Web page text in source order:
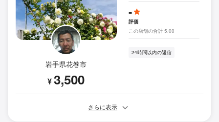
岩手県花巻市
¥3,500
-
評価
この店舗の合計 5.00
24時間以内の返信
さらに表示